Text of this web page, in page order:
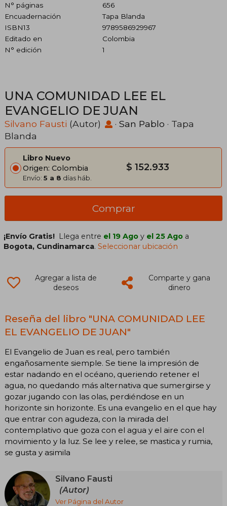
N° páginas
656
Encuadernación
Tapa Blanda
ISBN13
9789586929967
Editado en
Colombia
N° edición
1
UNA COMUNIDAD LEE EL
EVANGELIO DE JUAN
Silvano Fausti (Autor) · San Pablo · Tapa
Blanda
Libro Nuevo
Origen: Colombia
Envío: 5 a 8 días háb.
$ 152.933
Comprar
¡Envío Gratis! Llega entre el 19 Ago y el 25 Ago a
Bogota, Cundinamarca.Seleccionar ubicación
Agregar a lista de
deseos
Comparte y gana
dinero
Reseña del libro "UNA COMUNIDAD LEE
EL EVANGELIO DE JUAN"
El Evangelio de Juan es real, pero también
engañosamente siemple. Se tiene la impresión de
estar nadando en el océano, queriendo retener el
agua, no quedando más alternativa que sumergirse y
gozar jugando con las olas, perdiéndose en un
horizonte sin horizonte. Es una evangelio en el que hay
que entrar con agudeza, con la mirada del
contemplativo que goza con el agua y el aire con el
movimiento y la luz. Se lee y relee, se mastica y rumia,
se gusta y asimila
Silvano Fausti
(Autor)
Ver Página del Autor